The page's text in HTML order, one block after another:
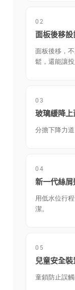
02
面板後移設
面板後移，
鬆，還能讓
03
玻璃緩降上
分擔下降力
04
新一代絲屑
用低水位行
潔。
05
兒童安全裝
童鎖防止誤